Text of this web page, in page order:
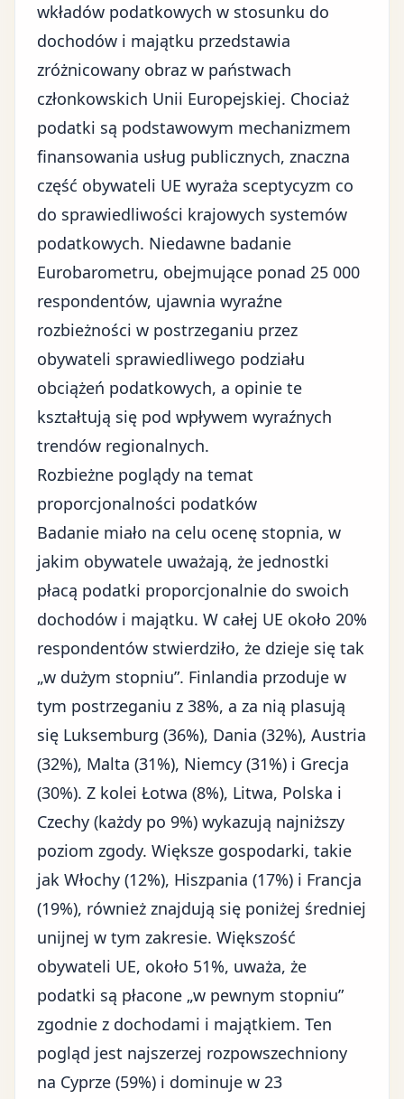
wkładów podatkowych w stosunku do
dochodów i majątku przedstawia
zróżnicowany obraz w państwach
członkowskich Unii Europejskiej. Chociaż
podatki są podstawowym mechanizmem
finansowania usług publicznych, znaczna
część obywateli UE wyraża sceptycyzm co
do sprawiedliwości krajowych systemów
podatkowych. Niedawne badanie
Eurobarometru, obejmujące ponad 25 000
respondentów, ujawnia wyraźne
rozbieżności w postrzeganiu przez
obywateli sprawiedliwego podziału
obciążeń podatkowych, a opinie te
kształtują się pod wpływem wyraźnych
trendów regionalnych.
Rozbieżne poglądy na temat
proporcjonalności podatków
Badanie miało na celu ocenę stopnia, w
jakim obywatele uważają, że jednostki
płacą podatki proporcjonalnie do swoich
dochodów i majątku. W całej UE około 20%
respondentów stwierdziło, że dzieje się tak
„w dużym stopniu”. Finlandia przoduje w
tym postrzeganiu z 38%, a za nią plasują
się Luksemburg (36%), Dania (32%), Austria
(32%), Malta (31%), Niemcy (31%) i Grecja
(30%). Z kolei Łotwa (8%), Litwa, Polska i
Czechy (każdy po 9%) wykazują najniższy
poziom zgody. Większe gospodarki, takie
jak Włochy (12%), Hiszpania (17%) i Francja
(19%), również znajdują się poniżej średniej
unijnej w tym zakresie. Większość
obywateli UE, około 51%, uważa, że
podatki są płacone „w pewnym stopniu”
zgodnie z dochodami i majątkiem. Ten
pogląd jest najszerzej rozpowszechniony
na Cyprze (59%) i dominuje w 23